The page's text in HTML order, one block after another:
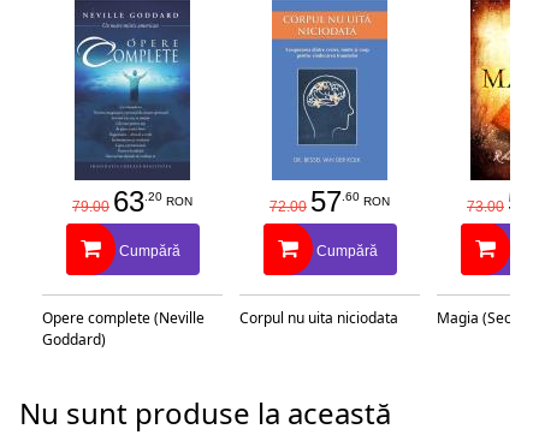
79.00 63.20 RON
Cumpără
Opere complete (Neville
Goddard)
72.00 57.60 RON
Cumpără
Corpul nu uita niciodata
73.00 58
Magia
Nu sunt produse la această